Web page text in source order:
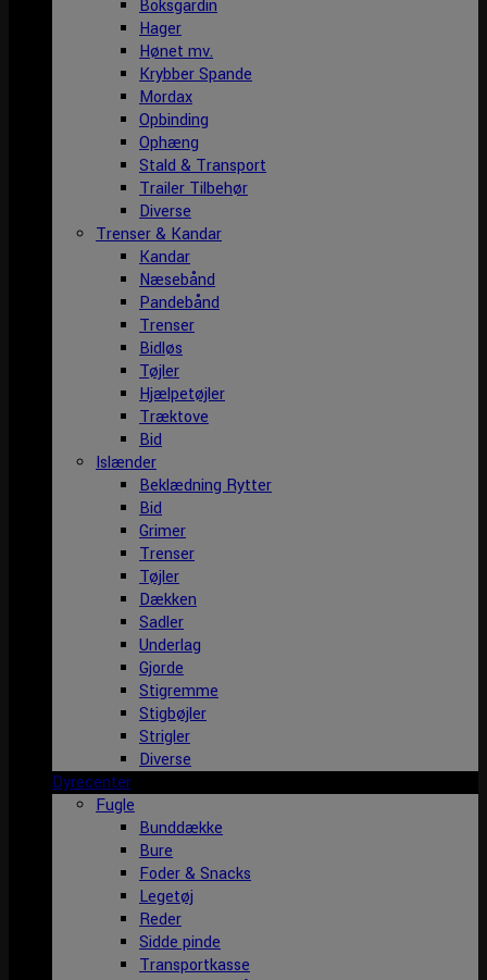
Boksgardin
Hager
Hønet mv.
Krybber Spande
Mordax
Opbinding
Ophæng
Stald & Transport
Trailer Tilbehør
Diverse
Trenser & Kandar
Kandar
Næsebånd
Pandebånd
Trenser
Bidløs
Tøjler
Hjælpetøjler
Træktove
Bid
Islænder
Beklædning Rytter
Bid
Grimer
Trenser
Tøjler
Dækken
Sadler
Underlag
Gjorde
Stigremme
Stigbøjler
Strigler
Diverse
Dyrecenter
Fugle
Bunddække
Bure
Foder & Snacks
Legetøj
Reder
Sidde pinde
Transportkasse